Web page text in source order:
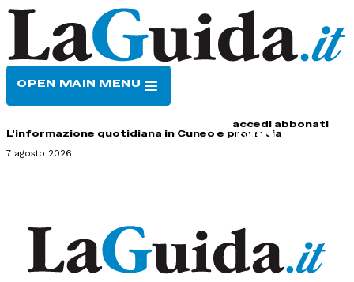
OPEN MAIN MENU
accedi abbonati
L'informazione quotidiana in Cuneo e provincia
7 agosto 2026